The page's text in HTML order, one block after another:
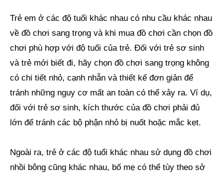
Trẻ em ở các độ tuổi khác nhau có nhu cầu khác nhau
về đồ chơi sang trọng và khi mua đồ chơi cần chọn đồ
chơi phù hợp với độ tuổi của trẻ. Đối với trẻ sơ sinh
và trẻ mới biết đi, hãy chọn đồ chơi sang trọng không
có chi tiết nhỏ, cạnh nhẵn và thiết kế đơn giản để
tránh những nguy cơ mất an toàn có thể xảy ra. Ví dụ,
đối với trẻ sơ sinh, kích thước của đồ chơi phải đủ
lớn để tránh các bộ phận nhỏ bị nuốt hoặc mắc kẹt.
Ngoài ra, trẻ ở các độ tuổi khác nhau sử dụng đồ chơi
nhồi bông cũng khác nhau, bố mẹ có thể tùy theo sở